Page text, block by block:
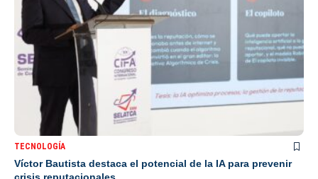
TECNOLOGÍA
Víctor Bautista destaca el potencial de la IA para prevenir